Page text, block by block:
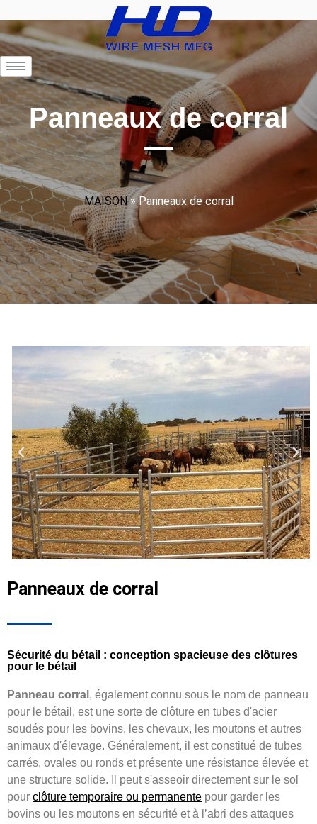
Panneaux de corral
MAISON»Panneaux de corral
Panneaux de corral
Sécurité du bétail : conception spacieuse des clôtures
pour le bétail
Panneau corral , également connu sous le nom de panneau
pour le bétail, est une sorte de clôture en tubes d'acier
soudés pour les bovins, les chevaux, les moutons et autres
animaux d'élevage. Généralement, il est constitué de tubes
carrés, ovales ou ronds et présente une résistance élevée et
une structure solide. Il peut s'asseoir directement sur le sol
pour clôture temporaire ou permanente pour garder les
bovins ou les moutons en sécurité et à l’abri des attaques